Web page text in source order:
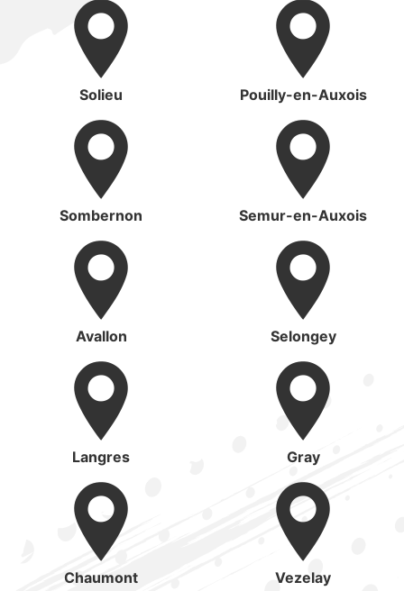
Solieu Pouilly-en-Auxois
Sombernon Semur-en-Auxois
Avallon Selongey
Langres Gray
Chaumont Vezelay